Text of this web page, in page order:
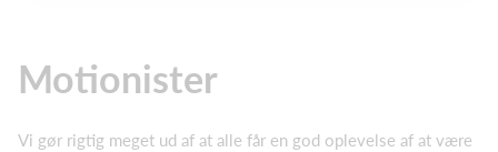
Motionister
Vi gør rigtig meget ud af at alle får en god oplevelse af at være